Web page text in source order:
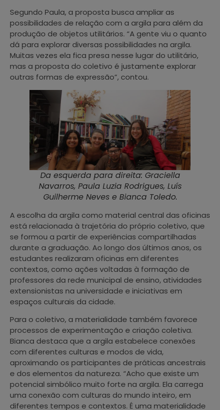
Segundo Paula, a proposta busca ampliar as
possibilidades de relação com a argila para além da
produção de objetos utilitários. “A gente viu o quanto
dá para explorar diversas possibilidades na argila.
Muitas vezes ela fica presa nesse lugar do utilitário,
mas a proposta do coletivo é justamente explorar
outras formas de expressão”, contou.
Da esquerda para direita: Graciella
Navarros, Paula Luzia Rodrigues, Luís
Guilherme Neves e Bianca Toledo.
A escolha da argila como material central das oficinas
está relacionada à trajetória do próprio coletivo, que
se formou a partir de experiências compartilhadas
durante a graduação. Ao longo dos últimos anos, os
estudantes realizaram oficinas em diferentes
contextos, como ações voltadas à formação de
professores da rede municipal de ensino, atividades
extensionistas na universidade e iniciativas em
espaços culturais da cidade.
Para o coletivo, a materialidade também favorece
processos de experimentação e criação coletiva.
Bianca destaca que a argila estabelece conexões
com diferentes culturas e modos de vida,
aproximando os participantes de práticas ancestrais
e dos elementos da natureza. “Acho que existe um
potencial simbólico muito forte na argila. Ela carrega
uma conexão com culturas do mundo inteiro, em
diferentes tempos e contextos. É uma materialidade